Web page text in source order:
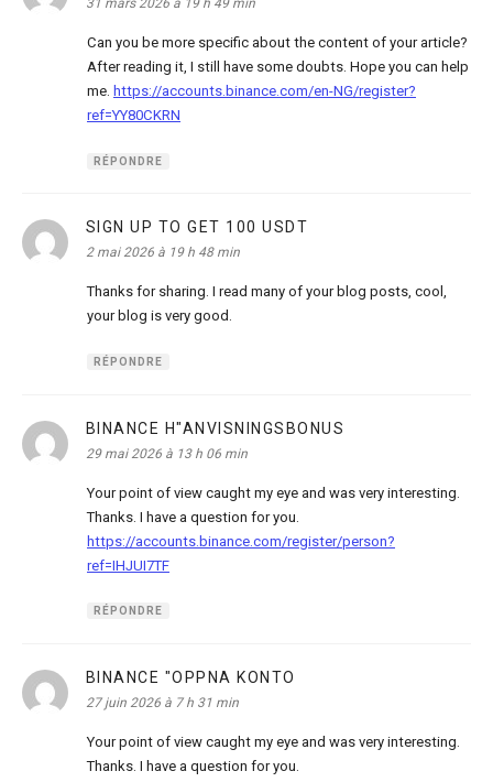
31 mars 2026 à 19 h 49 min
Can you be more specific about the content of your article?
After reading it, I still have some doubts. Hope you can help
me. https://accounts.binance.com/en-NG/register?
ref=YY80CKRN
RÉPONDRE
SIGN UP TO GET 100 USDT
2 mai 2026 à 19 h 48 min
Thanks for sharing. I read many of your blog posts, cool,
your blog is very good.
RÉPONDRE
BINANCE H"ANVISNINGSBONUS
29 mai 2026 à 13 h 06 min
Your point of view caught my eye and was very interesting.
Thanks. I have a question for you.
https://accounts.binance.com/register/person?
ref=IHJUI7TF
RÉPONDRE
BINANCE "OPPNA KONTO
27 juin 2026 à 7 h 31 min
Your point of view caught my eye and was very interesting.
Thanks. I have a question for you.